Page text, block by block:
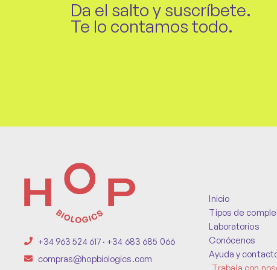
Da el salto y suscríbete.
Te lo contamos todo.
+34 963 524 617 · +34 683 685 066
compras@hopbiologics.com
Inicio
Tipos de
Laboratorios
Conócenos
Ayuda y
Trabaja con